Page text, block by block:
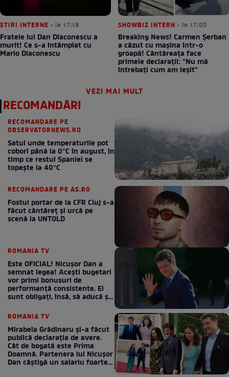
STIRI INTERNE • la 17:18
Fratele lui Dan Diaconescu a
murit! Ce s-a întâmplat cu
Mario Diaconescu
SHOWBIZ INTERN • la 17:05
Breaking News! Carmen Șerban
a căzut cu mașina într-o
groapă! Cântăreața face
primele declarații: "Nu mă
întrebați cum am ieșit"
VEZI MAI MULT
RECOMANDĂRI
RECOMANDARE PE
OBSERVATORNEWS.RO
Satul unde temperaturile pot
coborî până la 0°C în august, în
timp ce restul Spaniei se
topește la 40°C
RECOMANDARE PE AS.RO
Fostul portar de la CFR Cluj s-a
făcut cântăreţ şi urcă pe
scenă la UNTOLD
ROMANIA TV
Este OFICIAL! Nicușor Dan a
semnat legea! Acești bugetari
vor primi bonusuri de
performanță consistente. Ei
sunt obligați, însă, să aducă și
ROMANIA TV
Mirabela Grădinaru și-a făcut
publică declarația de avere.
Cât de bogată este Prima
Doamnă. Partenera lui Nicușor
Dan câștigă un salariu foarte